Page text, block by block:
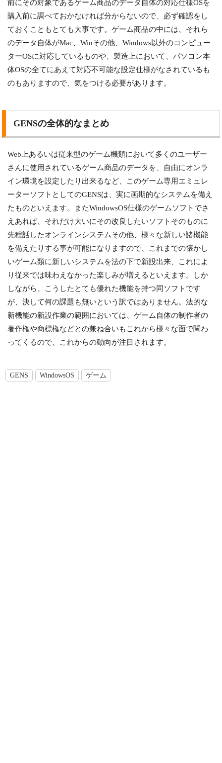
前にその対象であるゲーム商品のデータ自体の対応仕様OSを
購入前に調べておかなければ分からないので、必ず確認をし
ておくこともとても大事です。ゲーム商品の中には、それら
のデータ自体がMac、Winその他、Windows以外のコンピュー
ターOSに対応しているものや、製造上において、パソコン本
体OSの全てにあえて対応不可能な設定仕様がなされているも
のもありますので、気をつける必要があります。
GENSの全体的なまとめ
Web上あるいは従来型のゲーム機類において多くのユーザー
さんに使用されているゲーム商品のデータを、自由にオンラ
イン環境を設定したり出来るなど、このゲーム専用エミュレ
ーターソフトとしてのGENSは、実に画期的なシステムを備え
たものといえます。またWindowsOS仕様のゲームソフトでさ
えあれば、それだけ大いにその改良したいソフトそのものに
先程話したオンラインシステムその他、様々な新しい諸機能
を備えたりする事が可能になりますので、これまでの懐かし
いゲーム類に新しいシステムを法の下で新設出来、これによ
り従来では味わえなかった楽しみが増えるといえます。しか
しながら、こうしたとても優れた機能を持つ同ソフトです
が、決して何の課題も無いという訳ではありません。法的な
新機能の新設作業の範囲においては、ゲーム自体の制作者の
著作権や商標権などとの兼ね合いもこれから様々な面で関わ
ってくるので、これからの動向が注目されます。
GENS WindowsOS ゲーム